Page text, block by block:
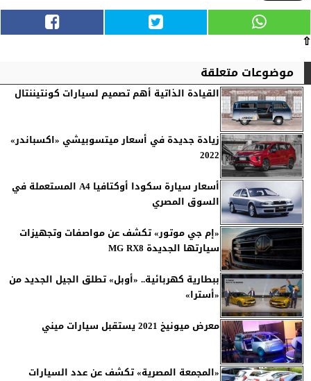
⇧
موضوعات متعلقة
القيادة الذاتية أهم تصميم لسيارات كونتيننتال
زيادة جديدة في أسعار ميتسوبيشي «اكسباندر»
2022
أسعار سيارة سكودا أوكتافيا A4 المستعملة في
السوق المصري
«إم جي موتور» تكشف عن مواصفات وتجهيزات
سيارتها الجديدة MG RX8
ببطارية كهربائية.. «أوبل» تطلق الجيل الجديد من
«أسترا»
معرض ميونيخ 2021 يستقبل سيارات ميني
«المجمعة المصرية» تكشف عن عدد السيارات